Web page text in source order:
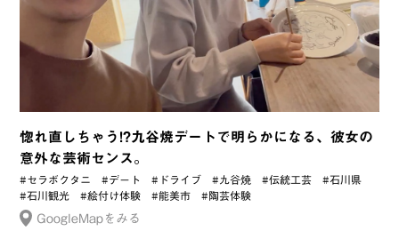
惚れ直しちゃう!?九谷焼デートで明らかになる、彼女の
意外な芸術センス。
#セラボクタニ #デート #ドライブ #九谷焼 #伝統工芸
#石川県
#石川観光
#絵付け体験 #能美市 #陶芸体験
GoogleMapをみる